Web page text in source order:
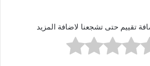
تقييم حتى تشجعنا لاضافة المزيد